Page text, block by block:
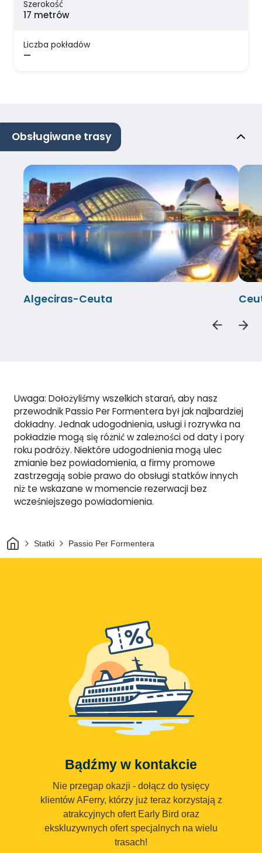
Szerokość
17 metrów
Liczba pokładów
—
Obsługiwane trasy
Algeciras-Ceuta
Uwaga: Dołożyliśmy wszelkich starań, aby nasz
przewodnik Passio Per Formentera był jak najbardziej
dokładny. Jednak udogodnienia, usługi i rozrywka na
pokładzie mogą się różnić w zależności od daty i pory
roku podróży. Niektóre udogodnienia mogą ulec
zmianie bez powiadomienia, a firmy promowe
zastrzegają sobie prawo do obsługi statków innych
niż te wskazane w momencie rezerwacji bez
wcześniejszego powiadomienia.
DomStatki Passio Per Formentera
Bądźmy w kontakcie
Nie przegap okazji - dołącz do tysięcy
klientów AFerry, którzy już teraz korzystają z
atrakcyjnych ofert Early Bird oraz
ekskluzywnych ofert specjalnych na wielu
trasach!